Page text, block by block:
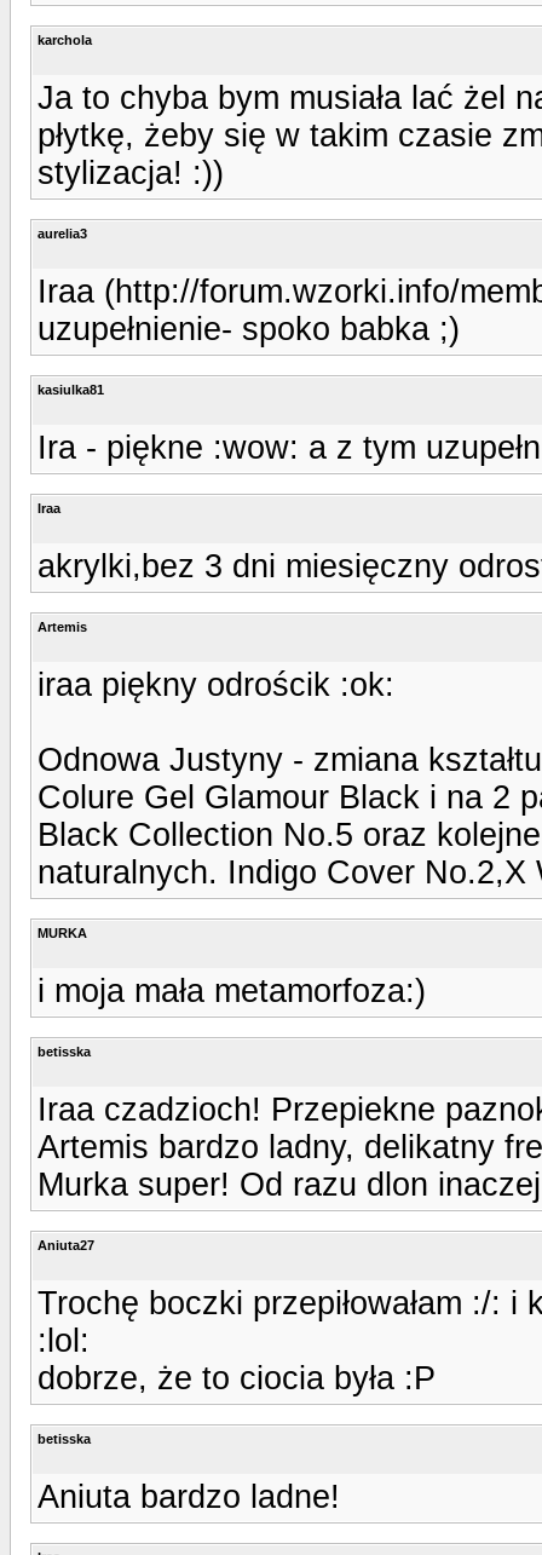
karchola
Ja to chyba bym musiała lać żel
płytkę, żeby się w takim czasie
stylizacja! :))
aurelia3
Iraa (http://forum.wzorki.info/
uzupełnienie- spoko babka ;)
kasiulka81
Ira - piękne :wow: a z tym
Iraa
akrylki,bez 3 dni miesięczny
Artemis
iraa piękny odrościk :ok:
Odnowa Justyny - zmiana
Colure Gel Glamour Black i na 2
Black Collection No.5 oraz
naturalnych. Indigo Cover
MURKA
i moja mała metamorfoza:)
betisska
Iraa czadzioch! Przepiekne
Artemis bardzo ladny, delikatny
Murka super! Od razu dlon
Aniuta27
Trochę boczki przepiłowałam :/:
:lol:
dobrze, że to ciocia była :P
betisska
Aniuta bardzo ladne!